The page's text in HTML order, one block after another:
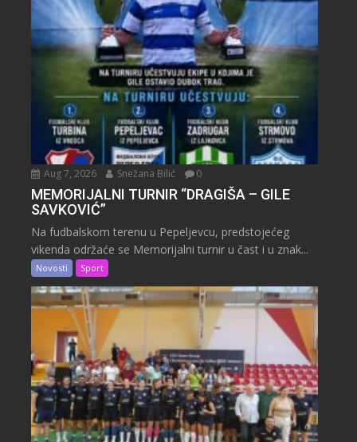
Aug 7, 2026 Snežana Bilić 0
MEMORIJALNI TURNIR “DRAGIŠA – GILE
SAVKOVIĆ”
Na fudbalskom terenu u Pepeljevcu, predstojećeg
vikenda održaće se Memorijalni turnir u čast i u znak...
Novosti Sport